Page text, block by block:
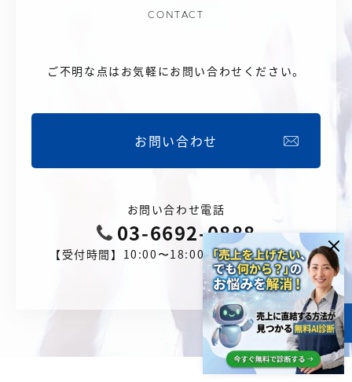
目次
CONTACT
ご不明な点はお気軽にお問い合わせください。
お問い合わせ
お問い合わせ電話
03-6692-0888
【受付時間】10:00〜18:00（土日祝を除く）